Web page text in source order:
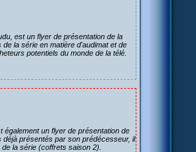
est un flyer de présentation de la
la série en matière d'audimat et de
potentiels du monde de la télé.
également un flyer de présentation de
présentés par son prédécesseur, il
la série (coffrets saison 2).